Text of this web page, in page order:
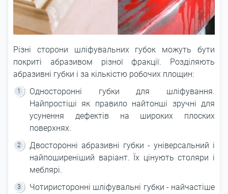
Різні сторони шліфувальних губок можуть бути
покриті абразивом різної фракції. Розділяють
абразивні губки і за кількістю робочих площин:
Односторонні губки для шліфування.
Найпростіші як правило найтонші зручні для
усунення дефектів на широких плоских
поверхнях.
Двосторонні абразивні губки - універсальний і
найпоширеніший варіант. Їх цінують столяри і
меблярі.
Чотиристоронні шліфувальні губки - найчастіше